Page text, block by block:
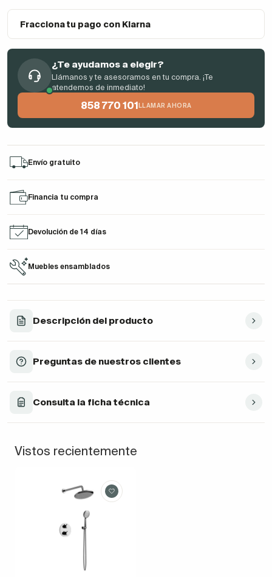
Fracciona tu pago con Klarna
¿Te ayudamos a elegir?
Llámanos y te asesoramos en tu compra. ¡Te
atendemos de inmediato!
858 770 101 LLAMAR AHORA
Envío gratuito
Financia tu compra
Devolución de 14 días
Muebles ensamblados
Descripción del producto
Preguntas de nuestros clientes
Consulta la ficha técnica
Vistos recientemente